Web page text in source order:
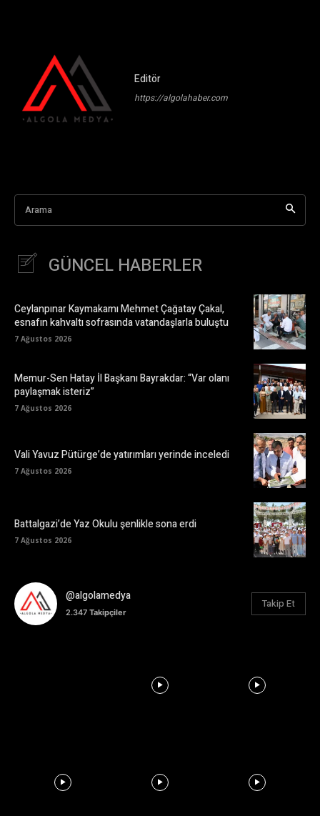
Editör
https://algolahaber.com
Arama
GÜNCEL HABERLER
Ceylanpınar Kaymakamı Mehmet Çağatay Çakal,
esnafın kahvaltı sofrasında vatandaşlarla buluştu
7 Ağustos 2026
Memur-Sen Hatay İl Başkanı Bayrakdar: “Var olanı
paylaşmak isteriz”
7 Ağustos 2026
Vali Yavuz Pütürge’de yatırımları yerinde inceledi
7 Ağustos 2026
Battalgazi’de Yaz Okulu şenlikle sona erdi
7 Ağustos 2026
@algolamedya
2.347 Takipçiler
Takip Et